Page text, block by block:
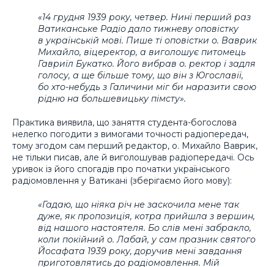
«14 грудня 1939 року, четвер. Нині перший раз
Ватиканське Радіо дало тижневу оповістку
в українській мові. Пише ті оповістки о. Ваврик
Михайло, віцеректор, а виголошує питомець
Гавриїл Букатко. Його вибрав о. ректор і задля
голосу, а ще більше тому, що він з Югославії,
бо хто-небудь з Галичини міг би наразити свою
рідню на большевицьку пімсту».
Практика виявила, що заняття студента-богослова
нелегко погодити з вимогами точності радіопередач,
тому згодом сам перший редактор, о. Михайло Ваврик,
не тільки писав, але й виголошував радіопередачі. Ось
уривок із його спогадів про початки українського
радіомовлення у Ватикані (зберігаємо його мову):
«Гадаю, що ніяка річ не заскочила мене так
дуже, як пропозиція, котра прийшла з вершин,
від нашого настоятеля. Бо слів мені забракло,
коли покійний о. Лабай, у сам празник святого
Йосафата 1939 року, доручив мені завдання
приготовлятись до радіомовлення. Мій